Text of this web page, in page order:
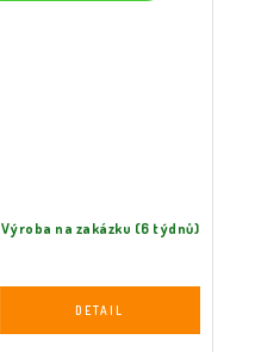
Výroba na zakázku (6 týdnů)